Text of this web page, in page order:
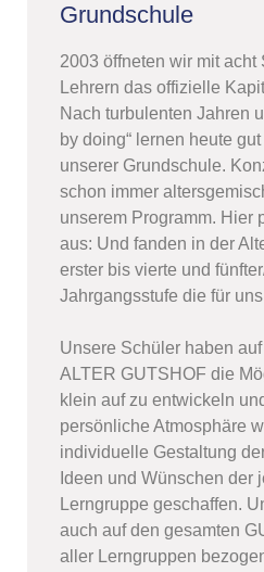
Grundschule
2003 öffneten wir mit
Lehrern das offizielle
Nach turbulenten Jahren
by doing“ lernen heute
unserer Grundschule.
schon immer
unserem Programm. Hier
aus: Und fanden in der
erster bis vierte und
Jahrgangsstufe die für
Unsere Schüler haben
ALTER GUTSHOF die
klein auf zu entwickeln
persönliche Atmosphäre
individuelle Gestaltung
Ideen und Wünschen der
Lerngruppe geschaffen.
auch auf den gesamten
aller Lerngruppen